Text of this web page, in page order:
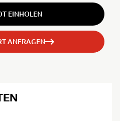
EINHOLEN
ANFRAGEN